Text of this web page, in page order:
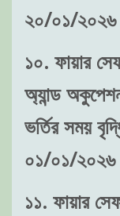
২০/০১/
১০. ফায়ার
অ্যান্ড
ভর্তির সময়
০১/০১/
১১. ফায়ার